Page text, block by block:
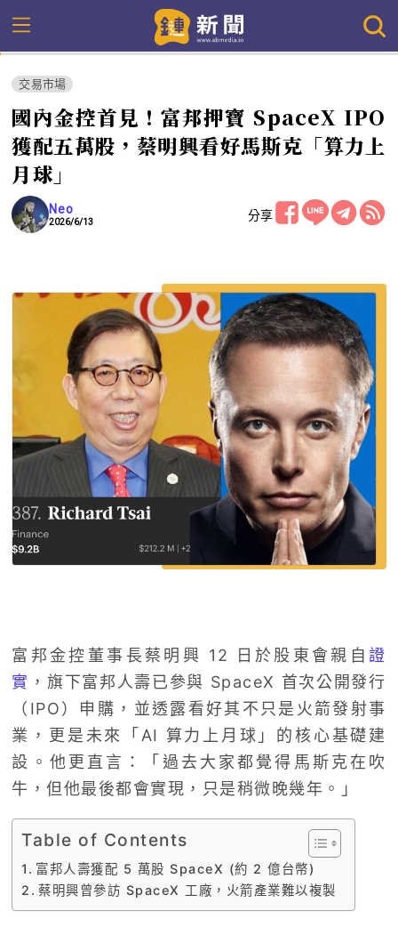
交易市場
國內金控首見！富邦押寶 SpaceX IPO
獲配五萬股，蔡明興看好馬斯克「算力上
月球」
Neo
2026/6/13 分享
富邦金控董事長蔡明興 12 日於股東會親自證
實 ，旗下富邦人壽已參與 SpaceX 首次公開發行
（IPO）申購，並透露看好其不只是火箭發射事
業，更是未來「AI 算力上月球」的核心基礎建
設。他更直言：「過去大家都覺得馬斯克在吹
牛，但他最後都會實現，只是稍微晚幾年。」
Table of Contents
富邦人壽獲配 5 萬股 SpaceX (約 2 億台幣)
蔡明興曾參訪 SpaceX 工廠，火箭產業難以複製